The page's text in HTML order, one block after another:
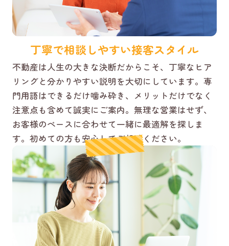
丁寧で相談しやすい接客スタイル
不動産は人生の大きな決断だからこそ、丁寧なヒア
リングと分かりやすい説明を大切にしています。専
門用語はできるだけ噛み砕き、メリットだけでなく
注意点も含めて誠実にご案内。無理な営業はせず、
お客様のペースに合わせて一緒に最適解を探しま
す。初めての方も安心してご相談ください。